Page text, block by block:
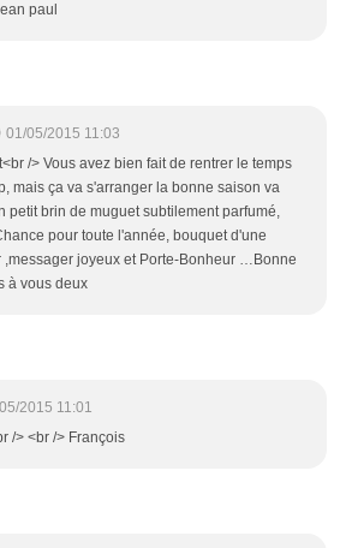
paul
01/05/2015 11:03
/> Vous avez bien fait de rentrer le temps
mais ça va s'arranger la bonne saison va
petit brin de muguet subtilement parfumé,
pour toute l'année, bouquet d'une
,messager joyeux et Porte-Bonheur …Bonne
à vous deux
2015 11:01
/> <br /> François